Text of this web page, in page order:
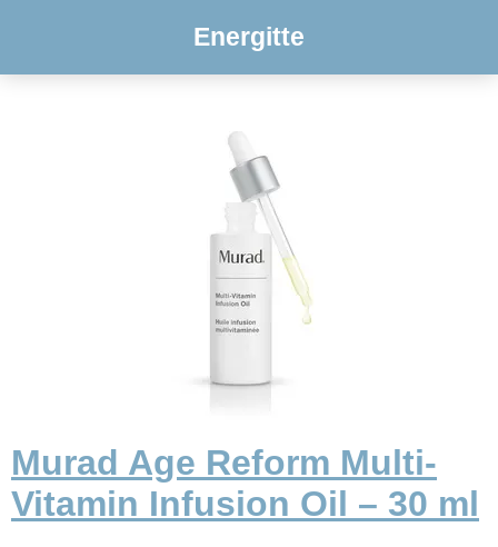
Energitte
Murad Age Reform Multi-
Vitamin Infusion Oil – 30 ml